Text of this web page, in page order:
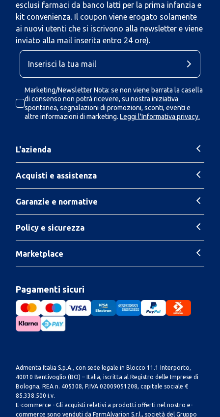
esclusi farmaci da banco latti per la prima infanzia e
kit convenienza. Il coupon viene erogato solamente
ai nuovi utenti che si iscrivono alla newsletter e viene
inviato alla mail inserita entro 24 ore).
Marketing/Newsletter Nota: se non viene barrata la casella
di consenso non potrà ricevere, su nostra iniziativa
spontanea, segnalazioni di promozioni, sconti, eventi e
altre informazioni di marketing. Leggi l'Informativa privacy.
L'azienda
Acquisti e assistenza
Garanzie e normative
Policy e sicurezza
Marketplace
Pagamenti sicuri
Admenta Italia S.p.A., con sede legale in Blocco 11.1 Interporto,
40010 Bentivoglio (BO) – Italia, iscritta al Registro delle Imprese di
Bologna, REA n. 405308, P.IVA 02009051208, capitale sociale €
85.338.500 i.v.
E-commerce - Gli acquisti relativi a prodotti offerti nel nostro e-
commerce sono venduti da FarmAlvarion S.r.l., società del Gruppo